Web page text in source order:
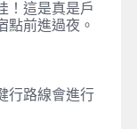
！這是真是戶
點前進過夜。
行路線會進行